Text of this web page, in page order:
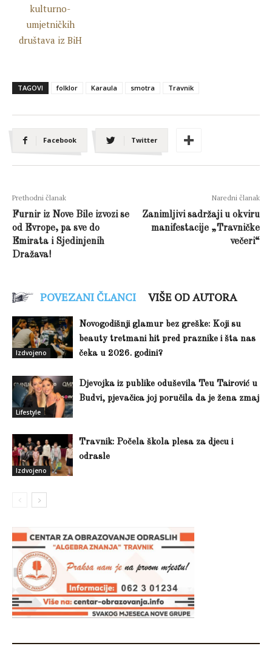
TAGOVI folklor Karaula smotra Travnik
Facebook Twitter
Prethodni članak
Furnir iz Nove Bile izvozi se
od Evrope, pa sve do
Emirata i Sjedinjenih
Dražava!
Naredni članak
Zanimljivi sadržaji u okviru
manifestacije „Travničke
večeri“
POVEZANI ČLANCI VIŠE OD AUTORA
Izdvojeno
Novogodišnji glamur bez greške: Koji su
beauty tretmani hit pred praznike i šta nas
čeka u 2026. godini?
Lifestyle
Djevojka iz publike oduševila Teu Tairović u
Budvi, pjevačica joj poručila da je žena zmaj
Izdvojeno
Travnik: Počela škola plesa za djecu i
odrasle